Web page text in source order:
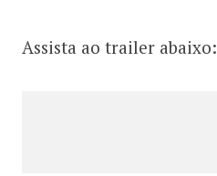
Assista ao trailer abaixo: